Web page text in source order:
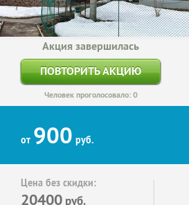
Акция завершилась
ПОВТОРИТЬ АКЦИЮ
Человек проголосовало: 0
от 900 руб.
Цена без скидки:
20400 руб.